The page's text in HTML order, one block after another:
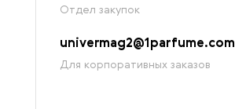
Отдел закупок
univermag2@1parfume.com
Для корпоративных заказов